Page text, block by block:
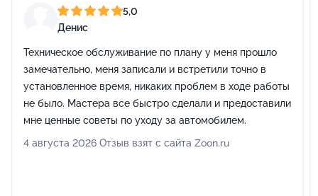
5,0
Денис
Техническое обслуживание по плану у меня прошло
замечательно, меня записали и встретили точно в
установленное время, никаких проблем в ходе работы
не было. Мастера все быстро сделали и предоставили
мне ценные советы по уходу за автомобилем.
4 августа 2026 Отзыв взят с сайта Zoon.ru